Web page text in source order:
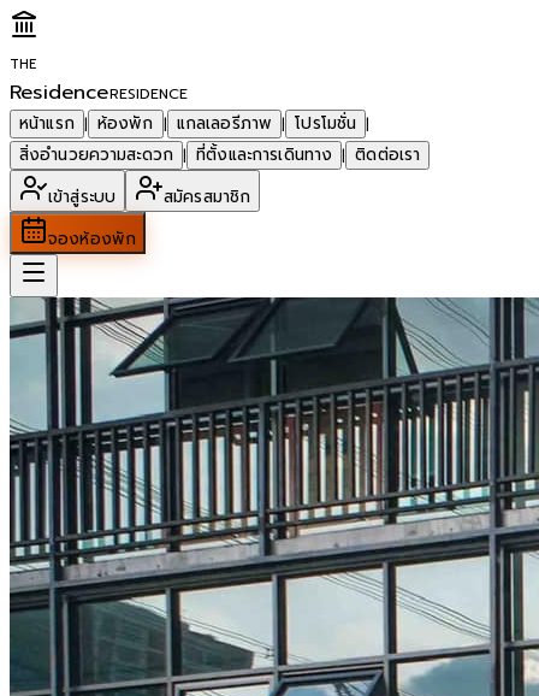
THE
ResidenceRESIDENCE
หน้าแรก | ห้องพัก | แกลเลอรีภาพ | โปรโมชั่น |
สิ่งอำนวยความสะดวก | ที่ตั้งและการเดินทาง | ติดต่อเรา
เข้าสู่ระบบ
สมัครสมาชิก
จองห้องพัก